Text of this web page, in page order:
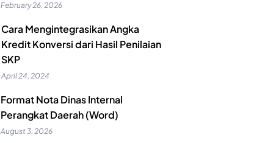
February 26, 2026
Cara Mengintegrasikan Angka
Kredit Konversi dari Hasil Penilaian
SKP
April 24, 2024
Format Nota Dinas Internal
Perangkat Daerah (Word)
August 3, 2026